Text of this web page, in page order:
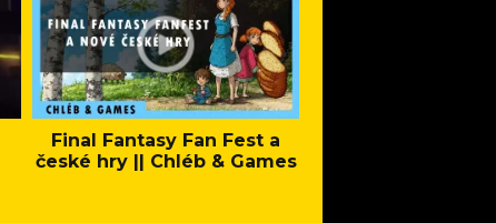
Final Fantasy Fan Fest a
české hry || Chléb & Games